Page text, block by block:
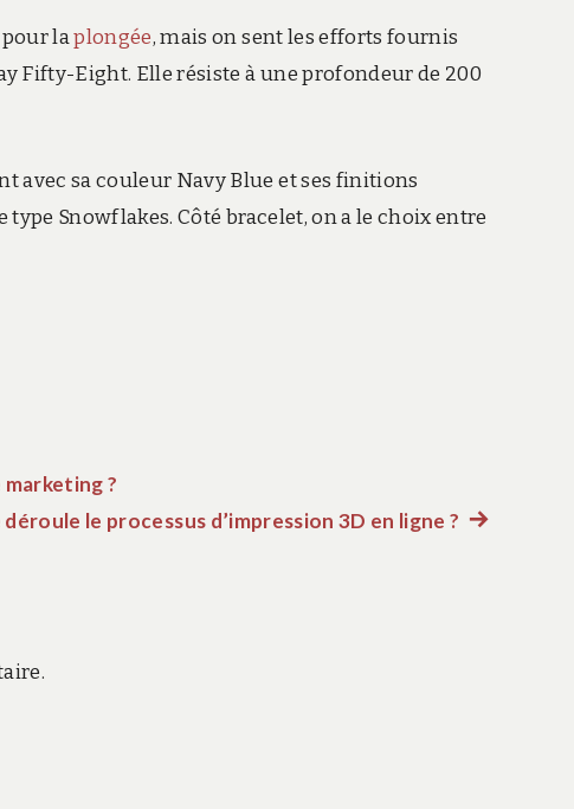
pour laplongée, mais on sent les efforts fournis
Fifty-Eight. Elle résiste à une profondeur de 200
avec sa couleur Navy Blue et ses finitions
Snowflakes. Côté bracelet, on a le choix entre
?
le processus d’impression 3D en ligne ? Article